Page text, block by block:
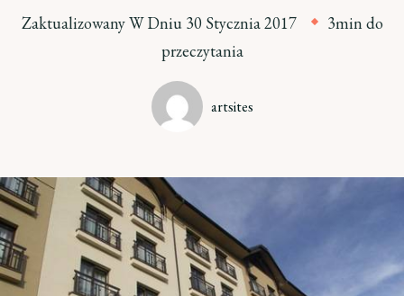
Zaktualizowany W Dniu 30 Stycznia 2017
3min do
przeczytania
artsites